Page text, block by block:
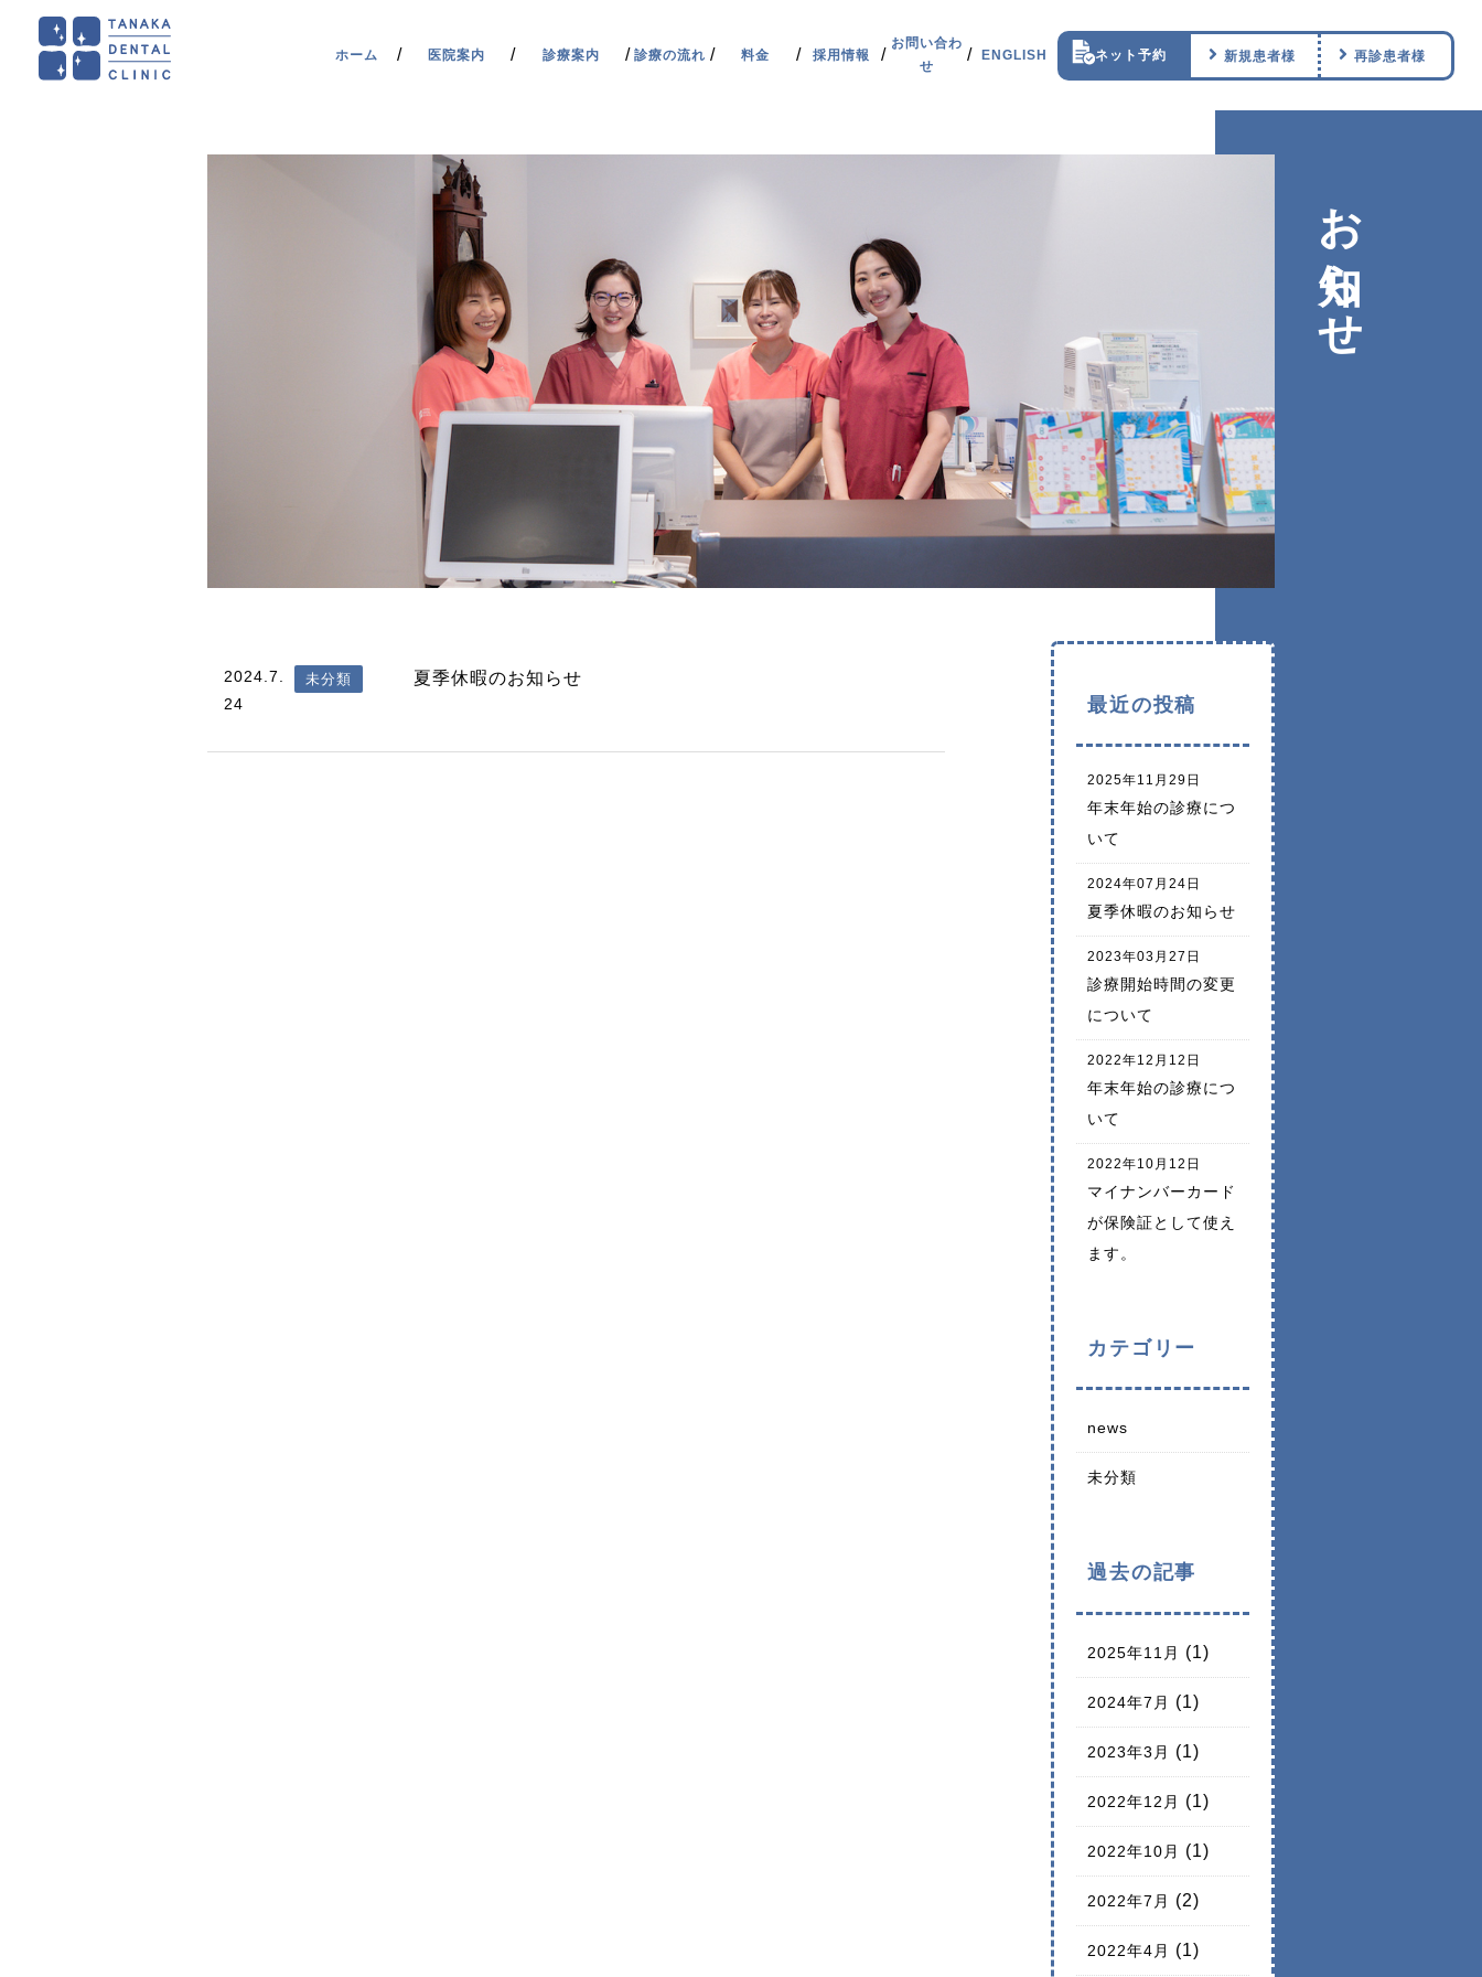
ホーム 医院案内 診療案内 診療の流れ 料金 採用情報
お問い合わ
せ
ENGLISH ネット予約 新規患者様 再診患者様
お知らせ
2024.7.
24
未分類 夏季休暇のお知らせ
最近の投稿
2025年11月29日
年末年始の診療につ
いて
2024年07月24日
夏季休暇のお知らせ
2023年03月27日
診療開始時間の変更
について
2022年12月12日
年末年始の診療につ
いて
2022年10月12日
マイナンバーカード
が保険証として使え
ます。
カテゴリー
news
未分類
過去の記事
2025年11月 (1)
2024年7月 (1)
2023年3月 (1)
2022年12月 (1)
2022年10月 (1)
2022年7月 (2)
2022年4月 (1)